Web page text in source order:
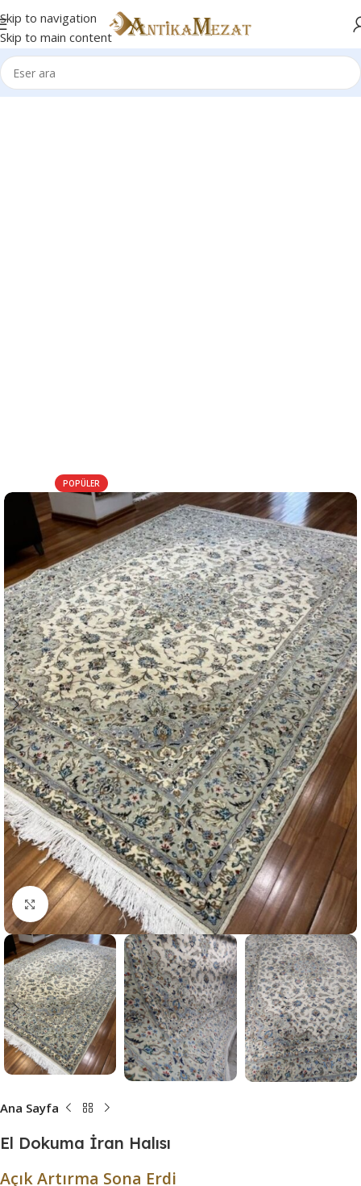
Skip to navigation
Skip to main content
POPÜLER
Büyütmek için tıklayın
Ana Sayfa
El Dokuma İran Halısı
Açık Artırma Sona Erdi